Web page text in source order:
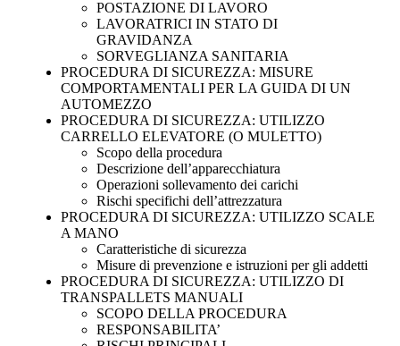
POSTAZIONE DI LAVORO
LAVORATRICI IN STATO DI
GRAVIDANZA
SORVEGLIANZA SANITARIA
PROCEDURA DI SICUREZZA: MISURE
COMPORTAMENTALI PER LA GUIDA DI UN
AUTOMEZZO
PROCEDURA DI SICUREZZA: UTILIZZO
CARRELLO ELEVATORE (O MULETTO)
Scopo della procedura
Descrizione dell’apparecchiatura
Operazioni sollevamento dei carichi
Rischi specifichi dell’attrezzatura
PROCEDURA DI SICUREZZA: UTILIZZO SCALE
A MANO
Caratteristiche di sicurezza
Misure di prevenzione e istruzioni per gli addetti
PROCEDURA DI SICUREZZA: UTILIZZO DI
TRANSPALLETS MANUALI
SCOPO DELLA PROCEDURA
RESPONSABILITA’